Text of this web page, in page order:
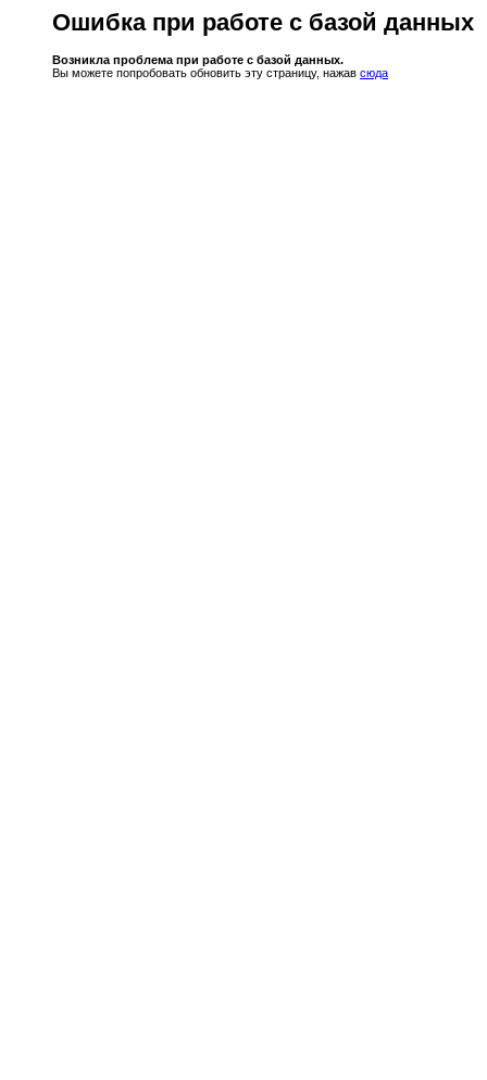
Ошибка при работе с базой данных
Возникла проблема при работе с базой данных.
Вы можете попробовать обновить эту страницу, нажав сюда